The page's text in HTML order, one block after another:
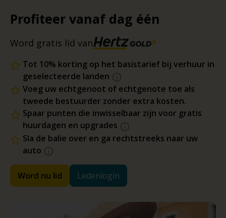
Profiteer vanaf dag één
Word gratis lid van
Tot 10% korting op het basistarief bij verhuur in
geselecteerde landen
Voeg uw echtgenoot of echtgenote toe als
tweede bestuurder zonder extra kosten.
Spaar punten die inwisselbaar zijn voor gratis
huurdagen en upgrades
Sla de balie over en ga rechtstreeks naar uw
auto
Word nu lid Ledenlogin